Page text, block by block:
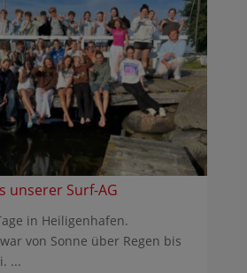
unserer Surf-AG
in Heiligenhafen.
von Sonne über Regen bis
...